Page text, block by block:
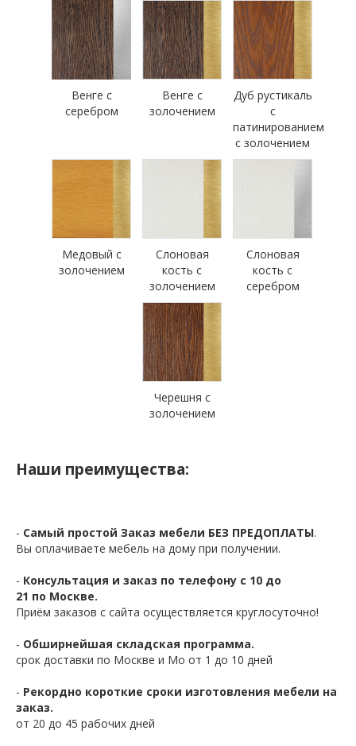
Венге с
серебром
Венге с
золочением
Дуб рустикаль
с
патинированием
с золочением
Медовый с
золочением
Слоновая
кость с
золочением
Слоновая
кость с
серебром
Черешня с
золочением
Наши преимущества:
- Самый простой Заказ мебели БЕЗ ПРЕДОПЛАТЫ.
Вы оплачиваете мебель на дому при получении.
- Консультация и заказ по телефону с 10 до
21 по Москве.
Приём заказов с сайта осуществляется круглосуточно!
- Обширнейшая складская программа.
срок доставки по Москве и Мо от 1 до 10 дней
- Рекордно короткие сроки изготовления мебели на
заказ.
от 20 до 45 рабочих дней